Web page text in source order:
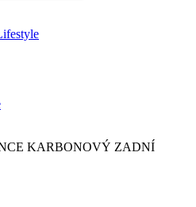
KARBONOVÝ ZADNÍ